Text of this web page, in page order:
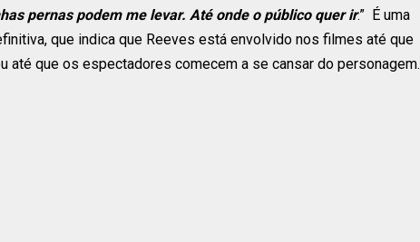
pernas podem me levar. Até onde o público quer ir.” É uma
que indica que Reeves está envolvido nos filmes até que
até que os espectadores comecem a se cansar do personagem.